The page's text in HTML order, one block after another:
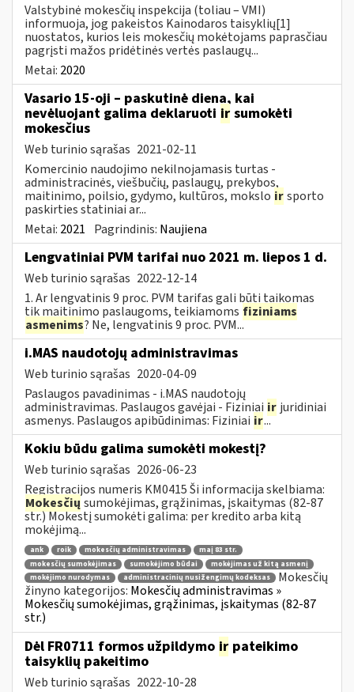
Valstybinė mokesčių inspekcija (toliau – VMI)
informuoja, jog pakeistos Kainodaros taisyklių[1]
nuostatos, kurios leis mokesčių mokėtojams paprasčiau
pagrįsti mažos pridėtinės vertės paslaugų...
Metai: 2020
Vasario 15-oji – paskutinė diena, kai
nevėluojant galima deklaruoti ir sumokėti
mokesčius
Web turinio sąrašas 2021-02-11
Komercinio naudojimo nekilnojamasis turtas -
administracinės, viešbučių, paslaugų, prekybos,
maitinimo, poilsio, gydymo, kultūros, mokslo irsporto
paskirties statiniai ar...
Metai: 2021 Pagrindinis: Naujiena
Lengvatiniai PVM tarifai nuo 2021 m. liepos 1 d.
Web turinio sąrašas 2022-12-14
1. Ar lengvatinis 9 proc. PVM tarifas gali būti taikomas
tik maitinimo paslaugoms, teikiamoms fiziniams
asmenims? Ne, lengvatinis 9 proc. PVM...
i.MAS naudotojų administravimas
Web turinio sąrašas 2020-04-09
Paslaugos pavadinimas - i.MAS naudotojų
administravimas. Paslaugos gavėjai - Fiziniai ir juridiniai
asmenys. Paslaugos apibūdinimas: Fiziniai ir...
Kokiu būdu galima sumokėti mokestį?
Web turinio sąrašas 2026-06-23
Registracijos numeris KM0415 Ši informacija skelbiama:
Mokesčių sumokėjimas, grąžinimas, įskaitymas (82-87
str.) Mokestį sumokėti galima: per kredito arba kitą
mokėjimą...
ank roik mokesčių administravimas
maį 83 str.
mokesčių sumokėjimas
sumokėjimo būdai
mokėjimas už kitą asmenį
mokėjimo nurodymas
administracinių nusižengimų kodeksas
Mokesčių
žinyno kategorijos: Mokesčių administravimas »
Mokesčių sumokėjimas, grąžinimas, įskaitymas (82-87
str.)
Dėl FR0711 formos užpildymo ir pateikimo
taisyklių pakeitimo
Web turinio sąrašas 2022-10-28